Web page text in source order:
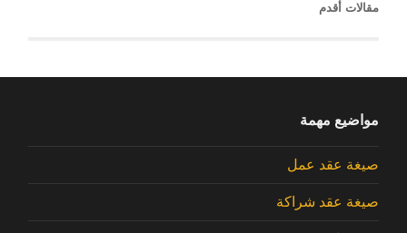
مقالات أقدم
مواضيع مهمة
صيغة عقد عمل
صيغة عقد شراكة